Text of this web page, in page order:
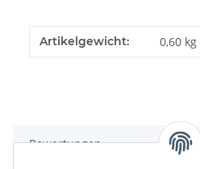
Artikelgewicht: 0,60 kg
Bewertungen